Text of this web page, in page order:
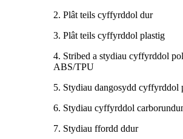
2. Plât teils cyffyrddol dur
3. Plât teils cyffyrddol plastig
4. Stribed a stydiau cyffyrddol
ABS/TPU
5. Stydiau dangosydd cyffyrddol
6. Stydiau cyffyrddol
7. Stydiau ffordd ddur